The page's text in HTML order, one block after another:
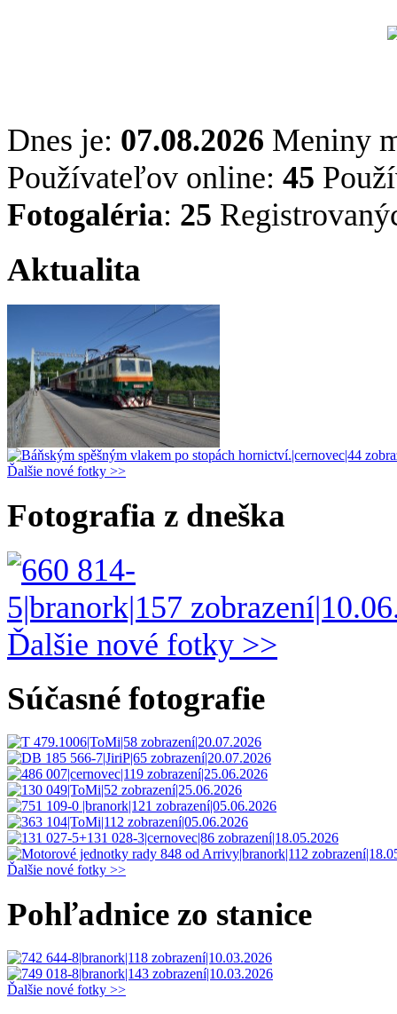
Dnes je: 07.08.2026 Meniny
Používateľov online: 45
Fotogaléria: 25
Aktualita
Ďalšie nové fotky >>
Fotografia z dneška
Ďalšie nové fotky >>
Súčasné fotografie
Ďalšie nové fotky >>
Pohľadnice zo stanice
Ďalšie nové fotky >>